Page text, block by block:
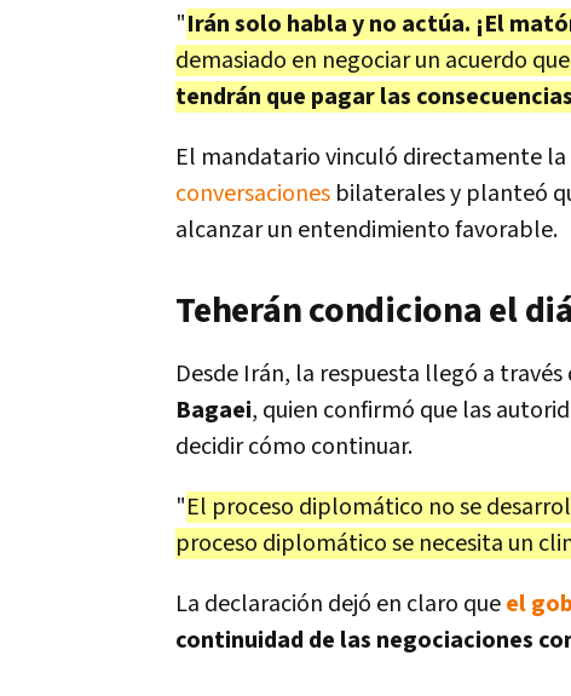
"Irán solo habla y no actúa. ¡El
demasiado en negociar un acuerdo
tendrán que pagar las
El mandatario vinculó directamente
conversaciones bilaterales y planteó
alcanzar un entendimiento favorable.
Teherán condiciona el
Desde Irán, la respuesta llegó a
Bagaei, quien confirmó que las
decidir cómo continuar.
"El proceso diplomático no se
proceso diplomático se necesita un
La declaración dejó en claro queel
continuidad de las negociaciones